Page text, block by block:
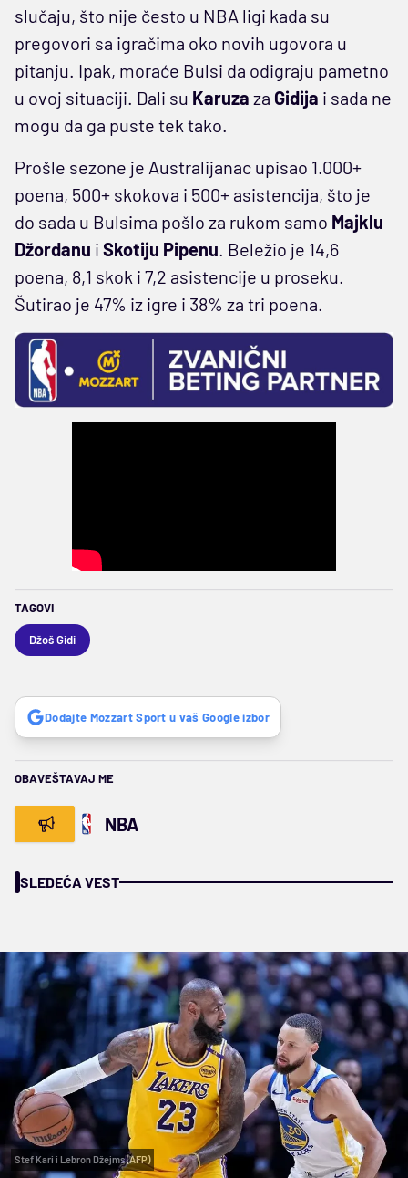
slučaju, što nije često u NBA ligi kada su
pregovori sa igračima oko novih ugovora u
pitanju. Ipak, moraće Bulsi da odigraju pametno
u ovoj situaciji. Dali su Karuza za Gidija i sada ne
mogu da ga puste tek tako.
Prošle sezone je Australijanac upisao 1.000+
poena, 500+ skokova i 500+ asistencija, što je
do sada u Bulsima pošlo za rukom samo Majklu
Džordanu i Skotiju Pipenu. Beležio je 14,6
poena, 8,1 skok i 7,2 asistencije u proseku.
Šutirao je 47% iz igre i 38% za tri poena.
TAGOVI
Džoš Gidi
Dodajte Mozzart Sport u vaš Google izbor
OBAVEŠTAVAJ ME
NBA
SLEDEĆA VEST
Stef Kari i Lebron Džejms (AFP)